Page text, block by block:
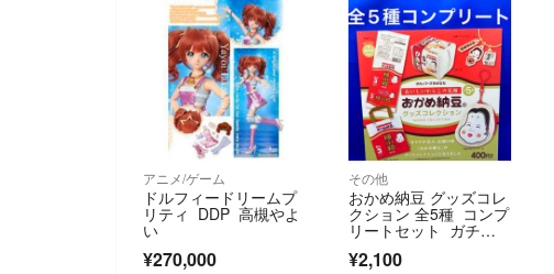
アニメ/ゲーム
ドルフィードリームプ
リティ DDP 高槻やよ
い
¥270,000
その他
おかめ納豆 グッズコレ
クション 全5種 コンプ
リートセット ガチ
¥2,100